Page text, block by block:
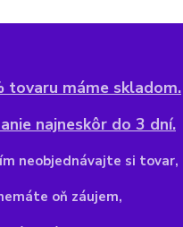
tovaru máme skladom.
najneskôr do 3 dní.
neobjednávajte si tovar,
oň záujem,